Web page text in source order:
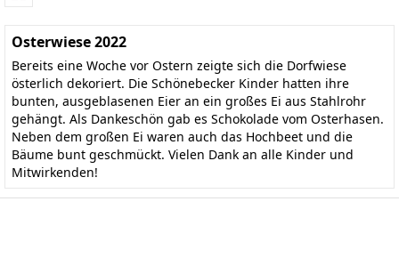
Osterwiese 2022
Bereits eine Woche vor Ostern zeigte sich die Dorfwiese
österlich dekoriert. Die Schönebecker Kinder hatten ihre
bunten, ausgeblasenen Eier an ein großes Ei aus Stahlrohr
gehängt. Als Dankeschön gab es Schokolade vom Osterhasen.
Neben dem großen Ei waren auch das Hochbeet und die
Bäume bunt geschmückt. Vielen Dank an alle Kinder und
Mitwirkenden!